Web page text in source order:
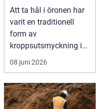
Att ta hål i öronen har
varit en traditionell
form av
kroppsutsmyckning i
århundrad...
08 juni 2026